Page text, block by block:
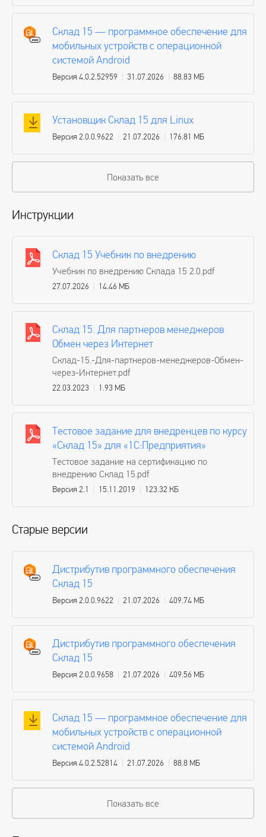
Склад 15 — программное обеспечение для
мобильных устройств с операционной
системой Android
Версия 4.0.2.52959 31.07.2026 88.83 МБ
Установщик Склад 15 для Linux
Версия 2.0.0.9622 21.07.2026 176.81 МБ
Показать все
Инструкции
Склад 15 Учебник по внедрению
Учебник по внедрению Склада 15 2.0.pdf
27.07.2026 14.46 МБ
Склад 15. Для партнеров менеджеров
Обмен через Интернет
Склад-15.-Для-партнеров-менеджеров-Обмен-
через-Интернет.pdf
22.03.2023 1.93 МБ
Тестовое задание для внедренцев по курсу
«Склад 15» для «1С:Предприятия»
Тестовое задание на сертификацию по
внедрению Склад 15.pdf
Версия 2.1 15.11.2019 123.32 КБ
Старые версии
Дистрибутив программного обеспечения
Склад 15
Версия 2.0.0.9622 21.07.2026 409.74 МБ
Дистрибутив программного обеспечения
Склад 15
Версия 2.0.0.9658 21.07.2026 409.56 МБ
Склад 15 — программное обеспечение для
мобильных устройств с операционной
системой Android
Версия 4.0.2.52814 21.07.2026 88.8 МБ
Показать все